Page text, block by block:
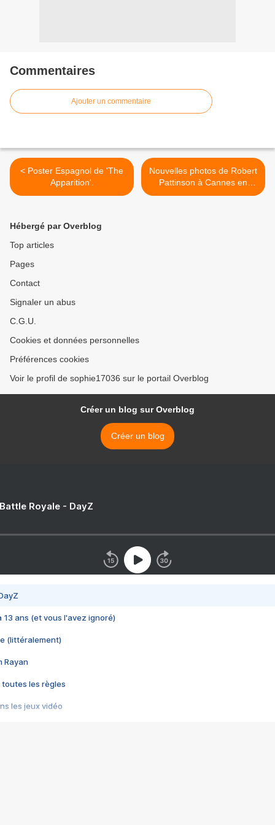
Commentaires
Ajouter un commentaire
< Poster Espagnol de 'The
Apparition'.
Nouvelles photos de Robert
Pattinson à Cannes en
Noir&amp;Blanc. >
Hébergé par Overblog
Top articles
Pages
Contact
Signaler un abus
C.G.U.
Cookies et données personnelles
Préférences cookies
Voir le profil de sophie17036 sur le portail Overblog
Créer un blog sur Overblog
Créer un blog
Royale - DayZ
13 ans (et vous l'avez ignoré)
(littéralement)
Rayan
toutes les règles
les jeux vidéo